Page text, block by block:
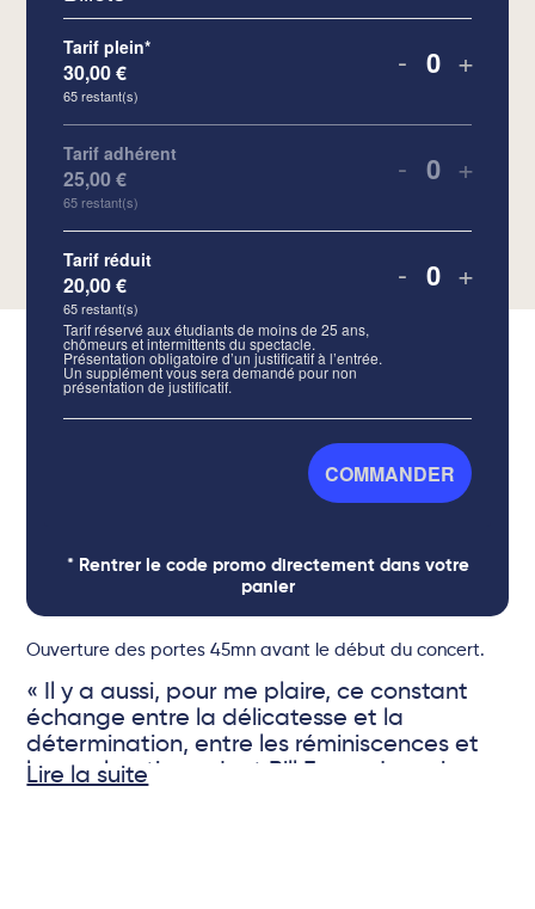
Tarif plein*
30,00€
65restant(s)
- Quantité
+
Tarif adhérent
25,00€
65 restant(s)
- Quantité
+
Tarif réduit
Tarif réservé aux étudiants de moins de 25 ans,
chômeurs et intermittents du spectacle.
Présentation obligatoire d’un justificatif à l’entrée.
Un supplément vous sera demandé pour non
présentation de justificatif.
20,00€
65restant(s)
- Quantité
+
COMMANDER
* Rentrer le code promo directement dans votre
panier
Ouverture des portes 45mn avant le début du concert.
« Il y a aussi, pour me plaire, ce constant
échange entre la délicatesse et la
détermination, entre les réminiscences et
les explorations, dont Bill Evans, je crois,
Lire la suite